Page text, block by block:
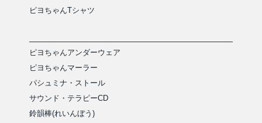
ピヨちゃんTシャツ
ピヨちゃんアンダーウェア
ピヨちゃんマーラー
パシュミナ・ストール
サウンド・テラピーCD
鈴韻棒(れいんぼう)